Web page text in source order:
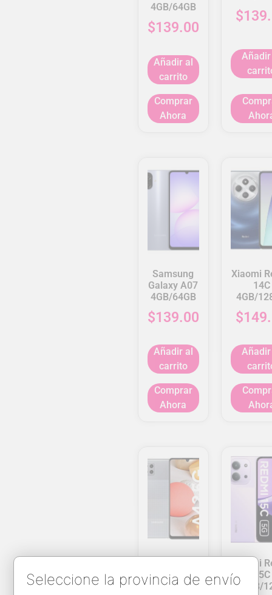
4GB/64GB
$139.00
Añadir al
carrito
Comprar
Ahora
$
Samsung
Galaxy A07
4GB/64GB
$139.00
Añadir al
carrito
Comprar
Ahora
Xiaomi
14C
4GB/
$
5G
6GB/128GB
Xiaomi
15C
4+4GB/
Seleccione la provincia de envío